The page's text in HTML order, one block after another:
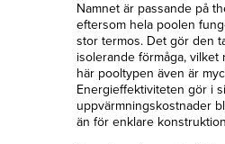
Namnet är passande på
eftersom hela poolen
stor termos. Det gör den
isolerande förmåga, vilket
här pooltypen även är
Energieffektiviteten gör i
uppvärmningskostnader
än för enklare